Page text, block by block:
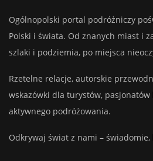
Ogólnopolski portal podróżniczy
Polski i świata. Od znanych miast i
szlaki i podziemia, po miejsca
Rzetelne relacje, autorskie
wskazówki dla turystów,
aktywnego podróżowania.
Odkrywaj świat z nami –